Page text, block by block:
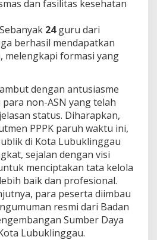
dan fasilitas kesehatan
Sebanyak 24guru dari
berhasil mendapatkan
melengkapi formasi yang
dengan antusiasme
non-ASN yang telah
status. Diharapkan,
PPPK paruh waktu ini,
di Kota Lubuklinggau
sejalan dengan visi
menciptakan tata kelola
baik dan profesional.
para peserta diimbau
resmi dari Badan
Sumber Daya
Lubuklinggau.